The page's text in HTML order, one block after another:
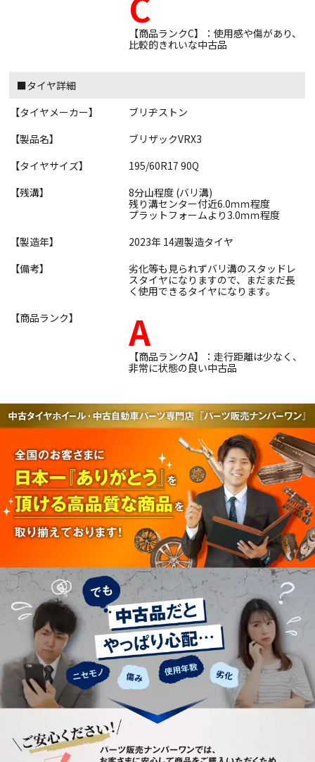
【商品ランクC】：使用感や傷があり、
比較的きれいな中古品
■タイヤ詳細
【タイヤメーカー】
ブリヂストン
【製品名】
ブリザックVRX3
【タイヤサイズ】
195/60R17 90Q
【残溝】
8分山程度 (バリ溝)
残り溝センター付近6.0ｍｍ程度
プラットフォームより3.0ｍｍ程度
【製造年】
2023年 14週製造タイヤ
【備考】
劣化等も見られずバリ溝のスタッドレ
スタイヤになりますので、まだまだ長
く使用できるタイヤになります。
【商品ランク】
A
【商品ランクA】：走行距離は少なく、
非常に状態の良い中古品